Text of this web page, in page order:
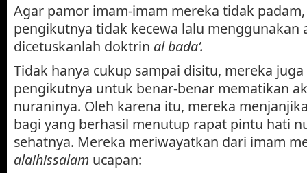
Agar pamor imam-imam mereka tidak
pengikutnya tidak kecewa lalu menggunakan
dicetuskanlah doktrin al bada’.
Tidak hanya cukup sampai disitu, mereka
pengikutnya untuk benar-benar mematikan
nuraninya. Oleh karena itu, mereka
bagi yang berhasil menutup rapat pintu hati
sehatnya. Mereka meriwayatkan dari imam
alaihissalam ucapan: